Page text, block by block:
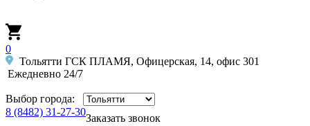
0
Тольятти ГСК ПЛАМЯ, Офицерская, 14, офис 301
Ежедневно 24/7
Выбор города:
8 (8482) 31-27-30
Заказать звонок